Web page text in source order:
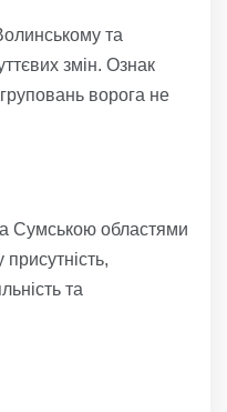
та
змін. Ознак
ворога не
Сумською областями
присутність,
та